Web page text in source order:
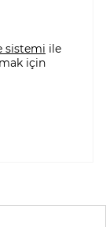
sistemi ile
için